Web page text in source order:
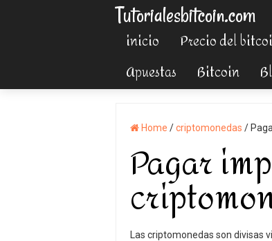
Tutorialesbitcoin.com
inicio Precio del
Apuestas
Bitcoin
Home /criptomonedas /
Pagar
Las criptomonedas son